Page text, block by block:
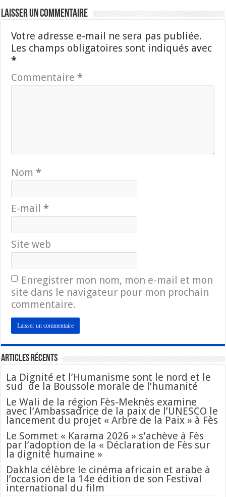
Laisser un commentaire
Votre adresse e-mail ne sera pas publiée.
Les champs obligatoires sont indiqués avec
*
Commentaire*
Nom*
E-mail*
Site web
Enregistrer mon nom, mon e-mail et mon
site dans le navigateur pour mon prochain
commentaire.
Articles Récents
La Dignité et l’Humanisme sont le nord et le
sud de la Boussole morale de l’humanité
Le Wali de la région Fès-Meknès examine
avec l’Ambassadrice de la paix de l’UNESCO le
lancement du projet « Arbre de la Paix » à Fès
Le Sommet « Karama 2026 » s’achève à Fès
par l’adoption de la « Déclaration de Fès sur
la dignité humaine »
Dakhla célèbre le cinéma africain et arabe à
l’occasion de la 14e édition de son Festival
international du film